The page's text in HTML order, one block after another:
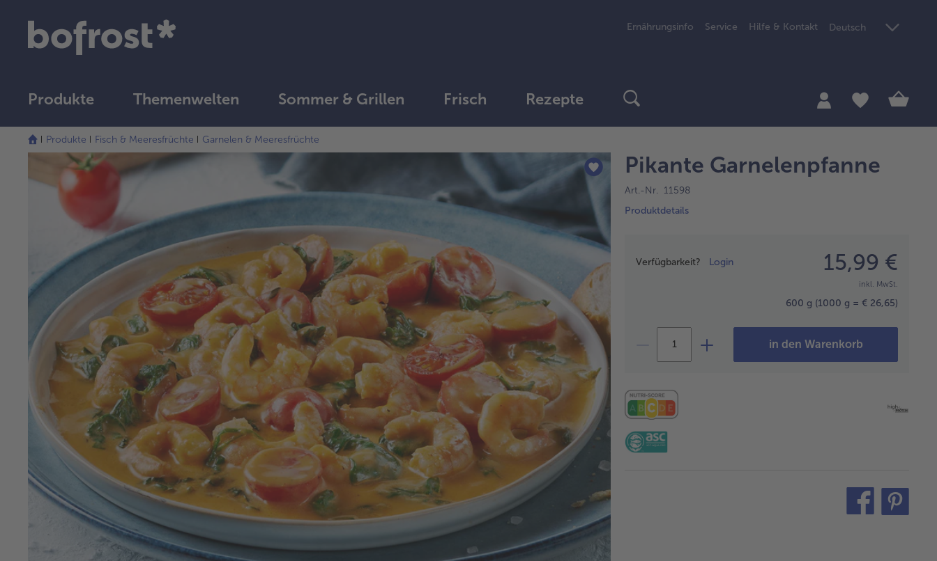
Ernährungsinfo Service Hilfe & Kontakt Deutsch
Produkte Themenwelten Sommer & Grillen Frisch Rezepte
Produkte Fisch & Meeresfrüchte Garnelen & Meeresfrüchte
Pikante Garnelenpfanne
Art.-Nr. 11598
Produktdetails
Verfügbarkeit? Login 15,99 €
inkl. MwSt.
600 g (1000 g = € 26,65)
in den Warenkorb
teilen